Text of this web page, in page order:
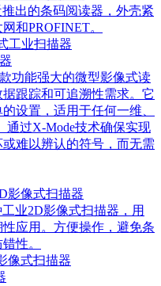
出的条码阅读器，外壳紧
和PROFINET。
工业扫描器
功能强大的微型影像式读
跟踪和可追溯性需求。它
设置，适用于任何一维、
通过X-Mode技术确保实现
难以辨认的符号，而无需
业2D影像式扫描器，用
应用。方便操作，避免条
性。
像式扫描器